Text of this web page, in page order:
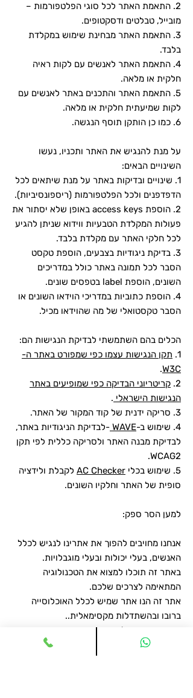
2. התאמת האתר לכל סוגי הפלטפורמות –
מובייל, טבלטים ודסקטופים.
3. התאמת האתר מבחינת שימוש במקלדת
בלבד.
4. התאמת האתר לאנשים עם לקות ראיה
חלקית או מלאה.
5. התאמת האתר והתכנים באתר לאנשים עם
לקות שמיעתית חלקית או מלאה.
6. כמו כן הותקן תוסף הנגשה.
על מנת להנגיש את האתר ותכניו, נעשו
השינויים הבאים:
1. שינויים ובדיקות באתר על מנת שיתאים לכל
הדפדפנים ולכל הפלטפורמות (ריספונסיביות).
2. הוספת access keys באופן שלא יסתור את
פעולות המקלדת הטבעיות ווידוא שניתן להגיע
לכל חלקי האתר עם מקלדת בלבד.
3. בדיקת ניגודיות בצבעים, הוספת טקסט
הסבר לכל תמונה באתר כולל במדריכים
השונים, הוספת label בטפסים שונים.
4. הוספת כתוביות במדריכי הוידאו השונים או
הסבר טקסטואלי של מה שהוידאו מכיל.
הכלים בהם השתמשתי לבדיקת הנגישות הם:
1. תקן הנגישות עצמו כפי שמפורט באתר ה-
W3C
.
2. קריטריוני הבדיקה כפי שמופיעים באתר
הנגישות הישראלי .
3. סריקה ידנית של קוד המקור של האתר.
4. שימוש ב-
WAVE -לבדיקת הניגודיות באתר,
לבדיקת מבנה האתר ולסריקה כללית לפי תקן
WCAG2.
5. שימוש בכלי
AC Checker לקבלת ולידציה
סופית של האתר וחלקיו השונים.
אנחנו מחויבים להפוך את אתרינו לנגיש לכלל
האנשים, בעלי יכולות ובעלי מוגבלויות.
באתר זה תוכלו למצוא את הטכנולוגיה
המתאימה לצרכים שלכם.
אתר זה הנו אתר שמיש לכלל האוכלוסייה
ברובו ובהשתדלות מקסימאלית..
ייתכן ותמצאו אלמנטים שאינם מונגשים כי טרם
הונגשו או שלא נמצאה טכנולוגיה מתאימה
ולצד זה אנו מבטיחים כי מתבצעים מרב